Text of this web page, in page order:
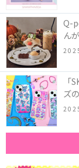
Q-
ん
ー
「
ズ
作